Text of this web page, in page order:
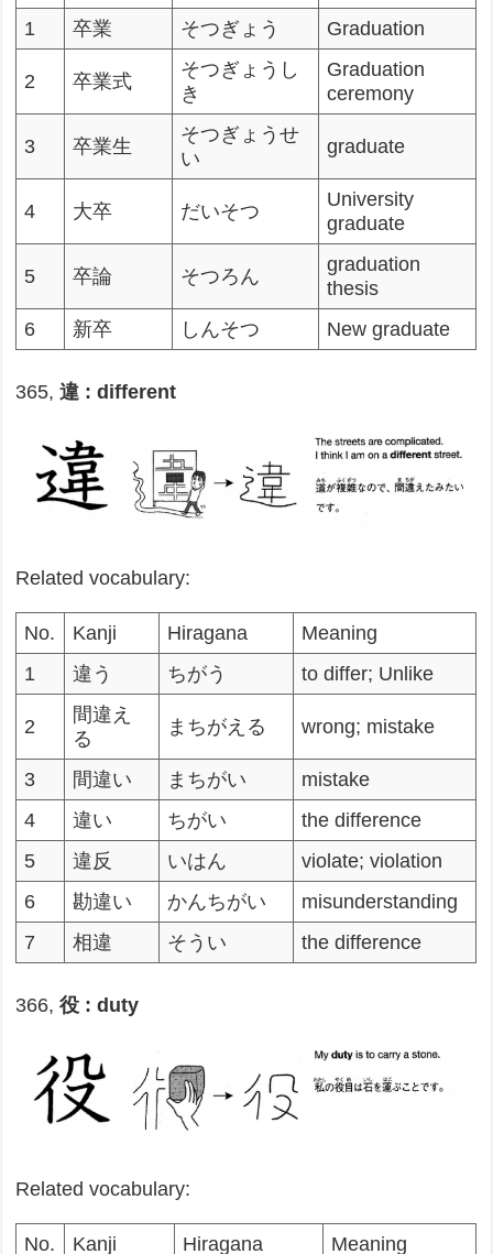
1
卒業 そつぎょう Graduation
2 卒業式
そつぎょうし
き
Graduation
ceremony
3 卒業生
そつぎょうせ
い
graduate
4 大卒 だいそつ
University
graduate
5 卒論 そつろん
graduation
thesis
6
新卒 しんそつ New graduate
365,違 : different
Related vocabulary:
No. Kanji Hiragana
Meaning
1
違う ちがう to differ; Unlike
2
間違え
る
まちがえる wrong; mistake
3 間違い まちがい
mistake
4
違い ちがい
the difference
5
違反 いはん
violate; violation
6
勘違い かんちがい
misunderstanding
7
相違 そうい the difference
366, 役 : duty
Related vocabulary:
No. Kanji Hiragana
Meaning